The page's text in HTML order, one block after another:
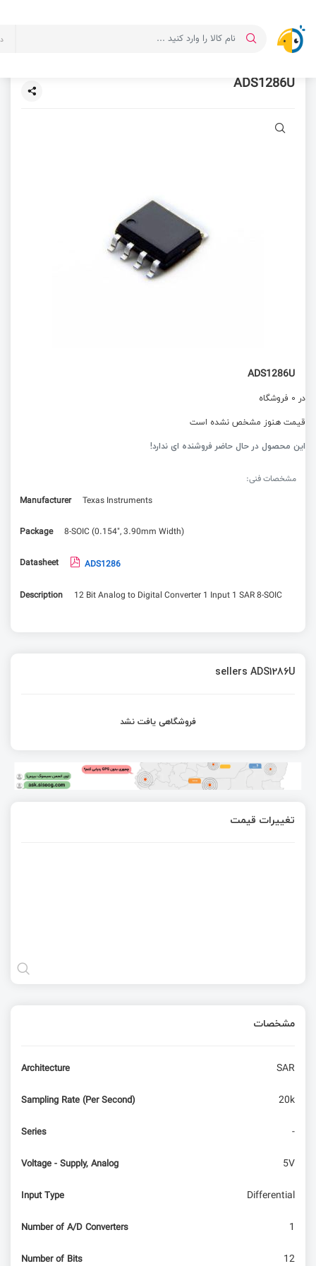
ADS1286U
ADS1286U
در 0 فروشگاه
قیمت هنوز مشخص نشده است
این محصول در حال حاضر فروشنده ای ندارد!
مشخصات فنی:
Manufacturer
Texas Instruments
Package 8-SOIC (0.154", 3.90mm Width)
Datasheet ADS1286
Description 12 Bit Analog to Digital Converter 1 Input 1 SAR 8-SOIC
sellers ADS1286U
فروشگاهی یافت نشد
تغییرات قیمت
مشخصات
Architecture SAR
Sampling Rate (Per Second) 20k
Series -
Voltage - Supply, Analog 5V
Input Type Differential
Number of A/D Converters 1
Number of Bits 12